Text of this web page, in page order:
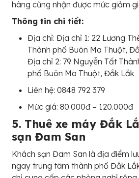
hàng cũng nhận được mức giảm
Thông tin chi tiết:
Địa chỉ: Địa chỉ 1: 22 Lương
Thành phố Buôn Ma Thuột,
Địa chỉ 2: 79 Nguyễn Tất
phố Buôn Ma Thuột, Đắk Lắk
Liên hệ: 0848 792 379
Mức giá: 80.000đ – 120.000đ
5. Thuê xe máy Đắk
sạn Đam San
Khách sạn Đam San là địa điểm
ngay trung tâm thành phố Đắk